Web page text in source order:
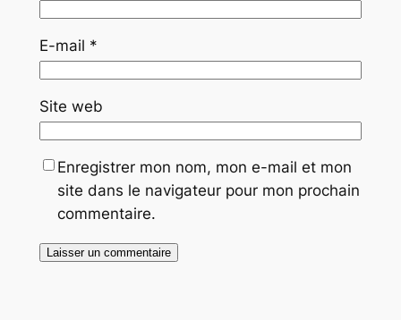
E-mail *
Site web
Enregistrer mon nom, mon e-mail et mon
site dans le navigateur pour mon prochain
commentaire.